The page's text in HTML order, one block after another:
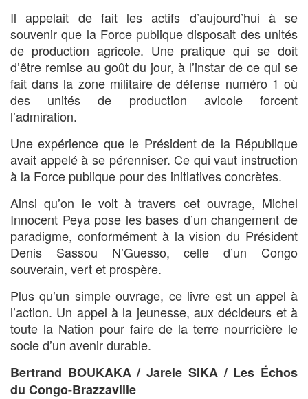
Il appelait de fait les actifs d’aujourd’hui à se
souvenir que la Force publique disposait des unités
de production agricole. Une pratique qui se doit
d’être remise au goût du jour, à l’instar de ce qui se
fait dans la zone militaire de défense numéro 1 où
des unités de production avicole forcent
l’admiration.
Une expérience que le Président de la République
avait appelé à se pérenniser. Ce qui vaut instruction
à la Force publique pour des initiatives concrètes.
Ainsi qu’on le voit à travers cet ouvrage, Michel
Innocent Peya pose les bases d’un changement de
paradigme, conformément à la vision du Président
Denis Sassou N’Guesso, celle d’un Congo
souverain, vert et prospère.
Plus qu’un simple ouvrage, ce livre est un appel à
l’action. Un appel à la jeunesse, aux décideurs et à
toute la Nation pour faire de la terre nourricière le
socle d’un avenir durable.
Bertrand BOUKAKA / Jarele SIKA / Les Échos
du Congo-Brazzaville